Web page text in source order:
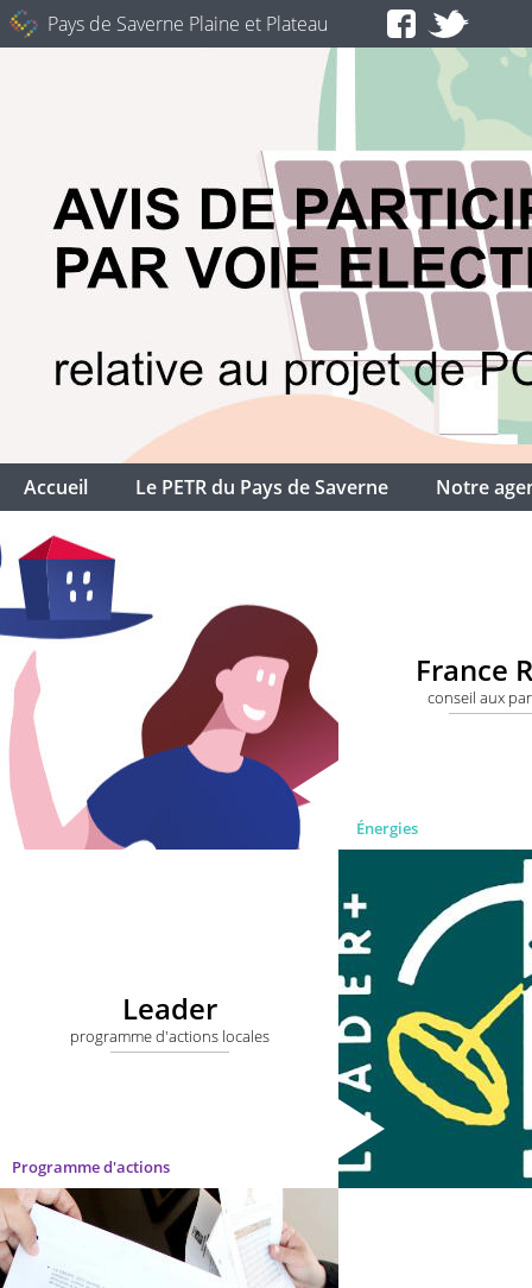
Pays de Saverne Plaine et Plateau
Accueil Le PETR du Pays de Saverne Notre
France
conseil aux
Énergies
Leader
programme d'actions locales
Programme d'actions